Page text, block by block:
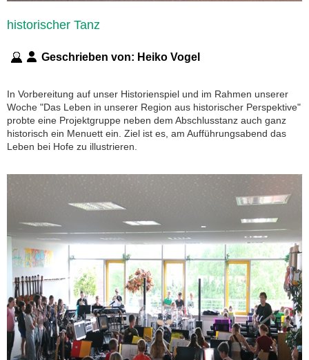
historischer Tanz
Geschrieben von: Heiko Vogel
In Vorbereitung auf unser Historienspiel und im Rahmen unserer
Woche "Das Leben in unserer Region aus historischer Perspektive"
probte eine Projektgruppe neben dem Abschlusstanz auch ganz
historisch ein Menuett ein. Ziel ist es, am Aufführungsabend das
Leben bei Hofe zu illustrieren.